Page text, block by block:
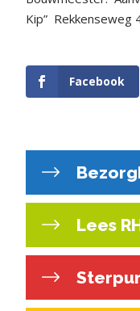
Kip” Rekkenseweg
Facebook
Lees